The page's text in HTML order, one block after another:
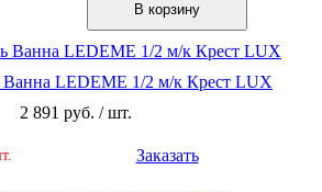
В корзину
Ванна LEDEME 1/2 м/к Крест LUX
2 891 руб. / шт.
Заказать